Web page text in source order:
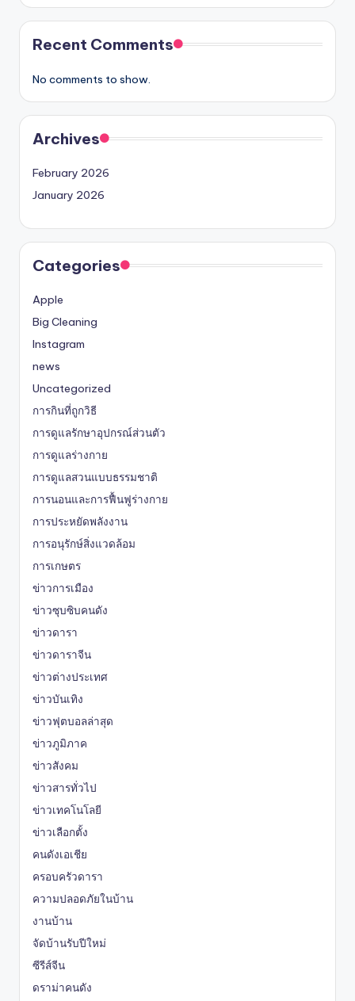
Recent Comments
No comments to show.
Archives
February 2026
January 2026
Categories
Apple
Big Cleaning
Instagram
news
Uncategorized
การกินที่ถูกวิธี
การดูแลรักษาอุปกรณ์ส่วนตัว
การดูแลร่างกาย
การดูแลสวนแบบธรรมชาติ
การนอนและการฟื้นฟูร่างกาย
การประหยัดพลังงาน
การอนุรักษ์สิ่งแวดล้อม
การเกษตร
ข่าวการเมือง
ข่าวซุบซิบคนดัง
ข่าวดารา
ข่าวดาราจีน
ข่าวต่างประเทศ
ข่าวบันเทิง
ข่าวฟุตบอลล่าสุด
ข่าวภูมิภาค
ข่าวสังคม
ข่าวสารทั่วไป
ข่าวเทคโนโลยี
ข่าวเลือกตั้ง
คนดังเอเชีย
ครอบครัวดารา
ความปลอดภัยในบ้าน
งานบ้าน
จัดบ้านรับปีใหม่
ซีรีส์จีน
ดราม่าคนดัง